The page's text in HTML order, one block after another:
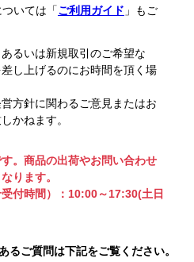
いては「ご利用ガイド 」もご
るいは新規取引のご希望な
し上げるのにお時間を頂く場
方針に関わるご意見またはお
かねます。
。商品の出荷やお問い合わせ
ります。
付時間）：10:00～17:30(土日
ご質問は下記をご覧ください。